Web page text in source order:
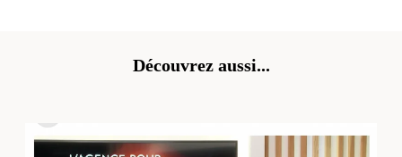
Découvrez aussi...